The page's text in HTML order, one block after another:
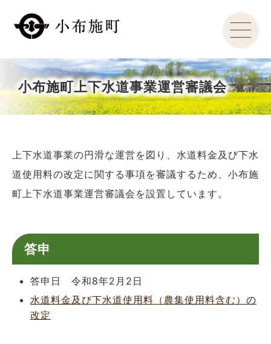
小布施町上下水道事業運営審議会
上下水道事業の円滑な運営を図り、水道料金及び下水
道使用料の改定に関する事項を審議するため、小布施
町上下水道事業運営審議会を設置しています。
答申
答申日 令和8年2月2日
水道料金及び下水道使用料（農集使用料含む）の
改定